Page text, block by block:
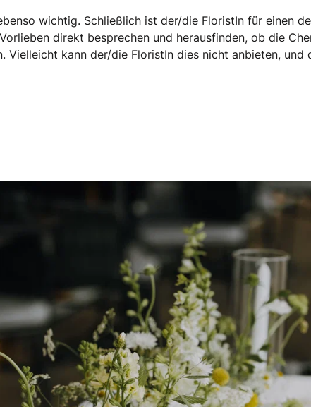
wichtig. Schließlich ist der/die FloristIn für einen
direkt besprechen und herausfinden, ob die
kann der/die FloristIn dies nicht anbieten,